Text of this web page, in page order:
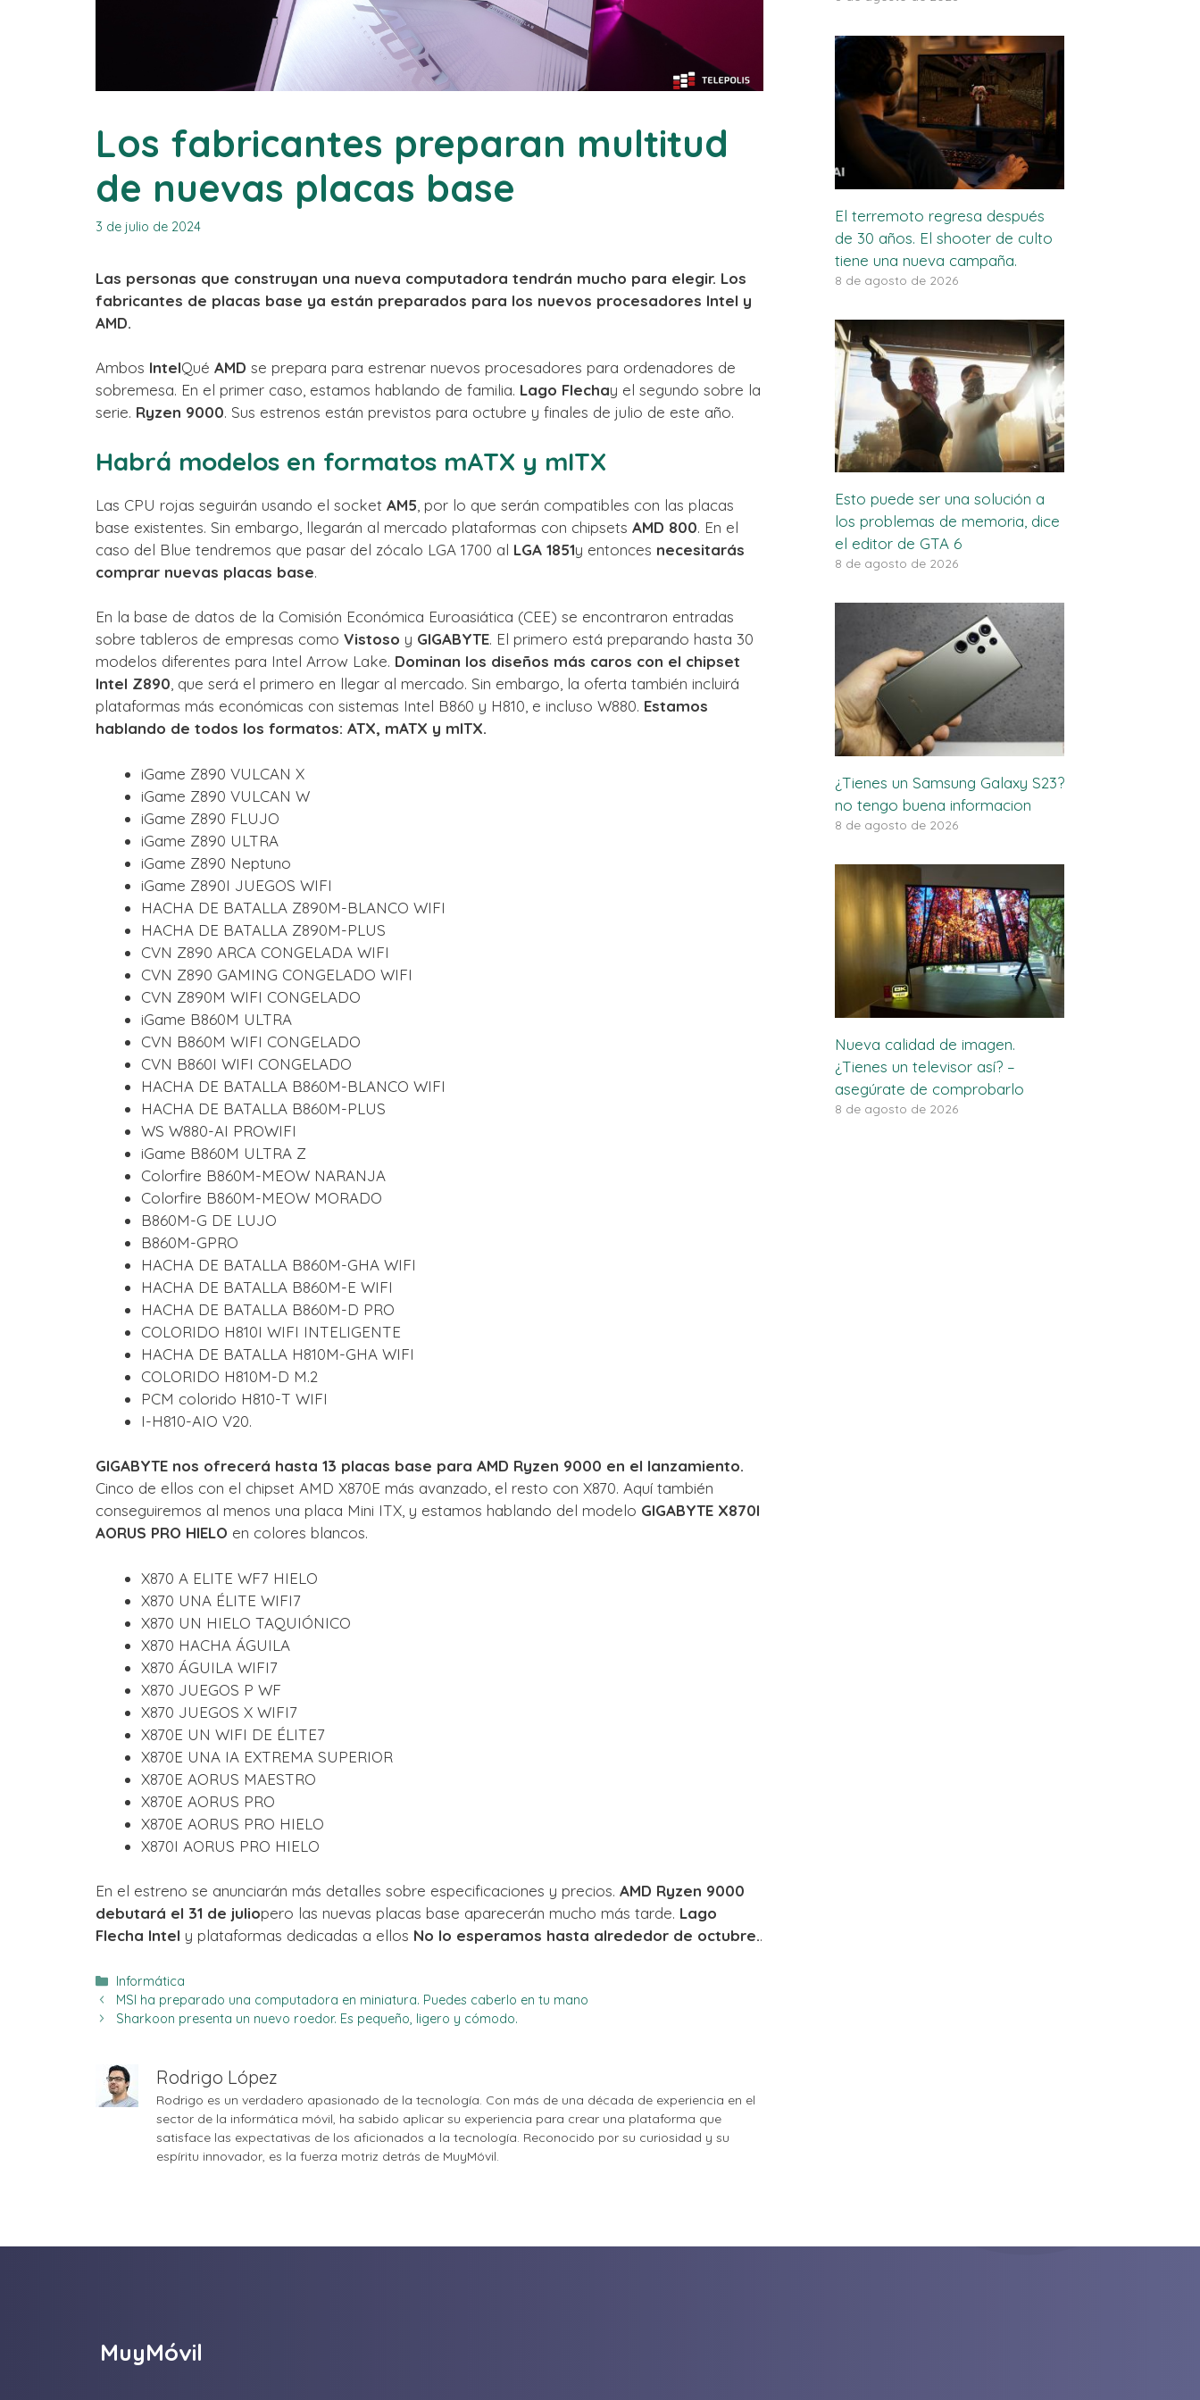
Los fabricantes preparan multitud
de nuevas placas base
3 de julio de 2024
Las personas que construyan una nueva computadora tendrán mucho para elegir. Los
fabricantes de placas base ya están preparados para los nuevos procesadores Intel y
AMD.
Ambos IntelQué AMD se prepara para estrenar nuevos procesadores para ordenadores de
sobremesa. En el primer caso, estamos hablando de familia. Lago Flechay el segundo sobre la
serie. Ryzen 9000. Sus estrenos están previstos para octubre y finales de julio de este año.
Habrá modelos en formatos mATX y mITX
Las CPU rojas seguirán usando el socket AM5 , por lo que serán compatibles con las placas
base existentes. Sin embargo, llegarán al mercado plataformas con chipsets AMD 800. En el
caso del Blue tendremos que pasar del zócalo LGA 1700 al LGA 1851y entonces necesitarás
comprar nuevas placas base.
En la base de datos de la Comisión Económica Euroasiática (CEE) se encontraron entradas
sobre tableros de empresas como Vistoso y GIGABYTE. El primero está preparando hasta 30
modelos diferentes para Intel Arrow Lake. Dominan los diseños más caros con el chipset
Intel Z890 , que será el primero en llegar al mercado. Sin embargo, la oferta también incluirá
plataformas más económicas con sistemas Intel B860 y H810, e incluso W880. Estamos
hablando de todos los formatos: ATX, mATX y mITX.
iGame Z890 VULCAN X
iGame Z890 VULCAN W
iGame Z890 FLUJO
iGame Z890 ULTRA
iGame Z890 Neptuno
iGame Z890I JUEGOS WIFI
HACHA DE BATALLA Z890M-BLANCO WIFI
HACHA DE BATALLA Z890M-PLUS
CVN Z890 ARCA CONGELADA WIFI
CVN Z890 GAMING CONGELADO WIFI
CVN Z890M WIFI CONGELADO
iGame B860M ULTRA
CVN B860M WIFI CONGELADO
CVN B860I WIFI CONGELADO
HACHA DE BATALLA B860M-BLANCO WIFI
HACHA DE BATALLA B860M-PLUS
WS W880-AI PROWIFI
iGame B860M ULTRA Z
Colorfire B860M-MEOW NARANJA
Colorfire B860M-MEOW MORADO
B860M-G DE LUJO
B860M-GPRO
HACHA DE BATALLA B860M-GHA WIFI
HACHA DE BATALLA B860M-E WIFI
HACHA DE BATALLA B860M-D PRO
COLORIDO H810I WIFI INTELIGENTE
HACHA DE BATALLA H810M-GHA WIFI
COLORIDO H810M-D M.2
PCM colorido H810-T WIFI
I-H810-AIO V20.
GIGABYTE nos ofrecerá hasta 13 placas base para AMD Ryzen 9000 en el lanzamiento.
Cinco de ellos con el chipset AMD X870E más avanzado, el resto con X870. Aquí también
conseguiremos al menos una placa Mini ITX, y estamos hablando del modelo GIGABYTE X870I
AORUS PRO HIELO en colores blancos.
X870 A ELITE WF7 HIELO
X870 UNA ÉLITE WIFI7
X870 UN HIELO TAQUIÓNICO
X870 HACHA ÁGUILA
X870 ÁGUILA WIFI7
X870 JUEGOS P WF
X870 JUEGOS X WIFI7
X870E UN WIFI DE ÉLITE7
X870E UNA IA EXTREMA SUPERIOR
X870E AORUS MAESTRO
X870E AORUS PRO
X870E AORUS PRO HIELO
X870I AORUS PRO HIELO
En el estreno se anunciarán más detalles sobre especificaciones y precios. AMD Ryzen 9000
debutará el 31 de juliopero las nuevas placas base aparecerán mucho más tarde. Lago
Flecha Intel y plataformas dedicadas a ellos No lo esperamos hasta alrededor de octubre..
Categorías
Informática
MSI ha preparado una computadora en miniatura. Puedes caberlo en tu mano
Sharkoon presenta un nuevo roedor. Es pequeño, ligero y cómodo.
Rodrigo López
Rodrigo es un verdadero apasionado de la tecnología. Con más de una década de experiencia en el
sector de la informática móvil, ha sabido aplicar su experiencia para crear una plataforma que
satisface las expectativas de los aficionados a la tecnología. Reconocido por su curiosidad y su
espíritu innovador, es la fuerza motriz detrás de MuyMóvil.
El terremoto regresa después
de 30 años. El shooter de culto
tiene una nueva campaña.
8 de agosto de 2026
Esto puede ser una solución a
los problemas de memoria, dice
el editor de GTA 6
8 de agosto de 2026
¿Tienes un Samsung Galaxy S23?
no tengo buena informacion
8 de agosto de 2026
Nueva calidad de imagen.
¿Tienes un televisor así? –
asegúrate de comprobarlo
8 de agosto de 2026
MuyMóvil